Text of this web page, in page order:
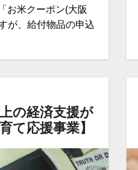
お米クーポン(大阪
が、給付物品の申込
の経済支援が
て応援事業】